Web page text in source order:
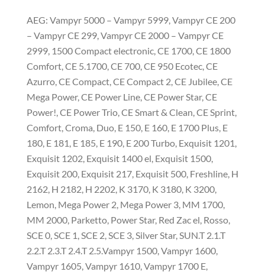
AEG: Vampyr 5000 – Vampyr 5999, Vampyr CE 200
– Vampyr CE 299, Vampyr CE 2000 – Vampyr CE
2999, 1500 Compact electronic, CE 1700, CE 1800
Comfort, CE 5.1700, CE 700, CE 950 Ecotec, CE
Azurro, CE Compact, CE Compact 2, CE Jubilee, CE
Mega Power, CE Power Line, CE Power Star, CE
Power!, CE Power Trio, CE Smart & Clean, CE Sprint,
Comfort, Croma, Duo, E 150, E 160, E 1700 Plus, E
180, E 181, E 185, E 190, E 200 Turbo, Exquisit 1201,
Exquisit 1202, Exquisit 1400 el, Exquisit 1500,
Exquisit 200, Exquisit 217, Exquisit 500, Freshline, H
2162, H 2182, H 2202, K 3170, K 3180, K 3200,
Lemon, Mega Power 2, Mega Power 3, MM 1700,
MM 2000, Parketto, Power Star, Red Zac el, Rosso,
SCE 0, SCE 1, SCE 2, SCE 3, Silver Star, SUN.T 2.1.T
2.2.T 2.3.T 2.4.T 2.5.Vampyr 1500, Vampyr 1600,
Vampyr 1605, Vampyr 1610, Vampyr 1700 E,